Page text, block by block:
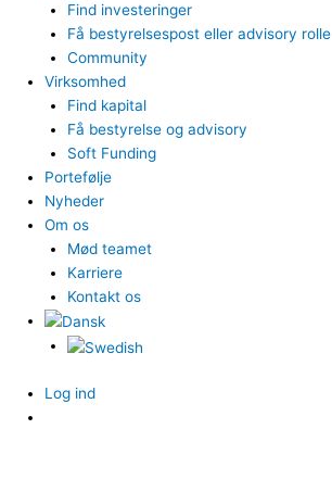
Find investeringer
Få bestyrelsespost eller advisory rolle
Community
Virksomhed
Find kapital
Få bestyrelse og advisory
Soft Funding
Portefølje
Nyheder
Om os
Mød teamet
Karriere
Kontakt os
Log ind